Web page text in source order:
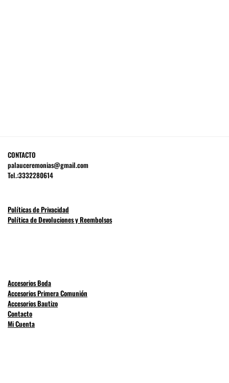
CONTACTO
palauceremonias@gmail.com
Tel.:3332280614
Políticas de Privacidad
Política de Devoluciones y Reembolsos
Accesorios Boda
Accesorios Primera Comunión
Accesorios Bautizo
Contacto
Mi Cuenta